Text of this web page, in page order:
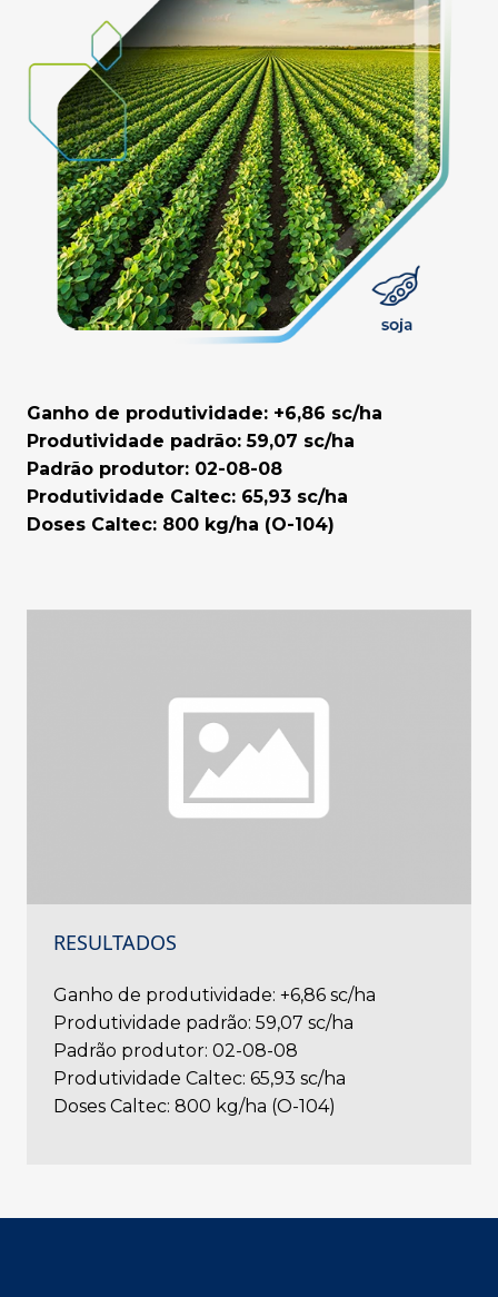
Ganho de produtividade: +6,86 sc/ha
Produtividade padrão: 59,07 sc/ha
Padrão produtor: 02-08-08
Produtividade Caltec: 65,93 sc/ha
Doses Caltec: 800 kg/ha (O-104)
RESULTADOS
Ganho de produtividade: +6,86 sc/ha
Produtividade padrão: 59,07 sc/ha
Padrão produtor: 02-08-08
Produtividade Caltec: 65,93 sc/ha
Doses Caltec: 800 kg/ha (O-104)